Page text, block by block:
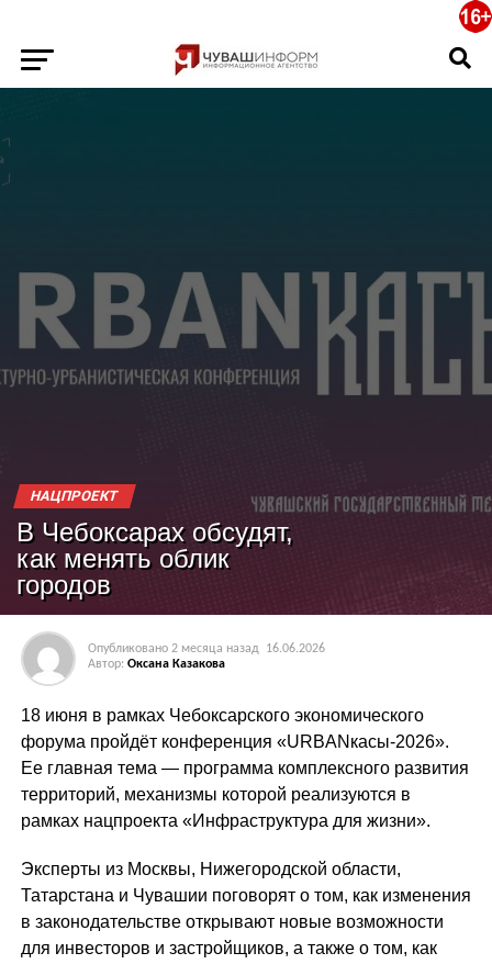
НАЦПРОЕКТ
В Чебоксарах обсудят,
как менять облик
городов
Опубликовано 2 месяца назад
16.06.2026
Автор: Оксана Казакова
18 июня в рамках Чебоксарского экономического
форума пройдёт конференция «URBANкасы-2026».
Ее главная тема — программа комплексного развития
территорий, механизмы которой реализуются в
рамках нацпроекта «Инфраструктура для жизни».
Эксперты из Москвы, Нижегородской области,
Татарстана и Чувашии поговорят о том, как изменения
в законодательстве открывают новые возможности
для инвесторов и застройщиков, а также о том, как